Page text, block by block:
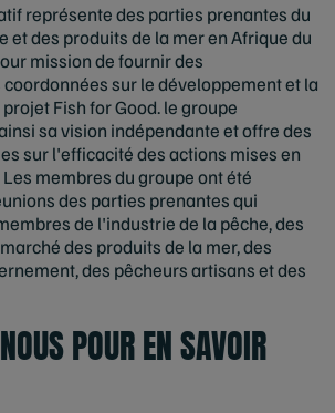
représente des parties prenantes du
et des produits de la mer en Afrique du
mission de fournir des
sur le développement et la
Fish for Good. le groupe
sa vision indépendante et offre des
sur l'efficacité des actions mises en
membres du groupe ont été
des parties prenantes qui
de l'industrie de la pêche, des
des produits de la mer, des
des pêcheurs artisans et des
POUR EN SAVOIR